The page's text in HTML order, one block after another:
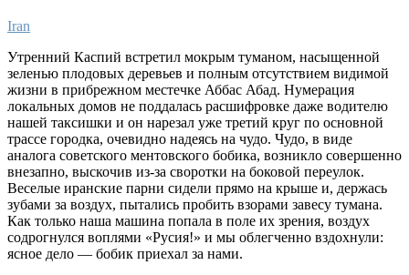
Iran
Утренний Каспий встретил мокрым туманом, насыщенной
зеленью плодовых деревьев и полным отсутствием видимой
жизни в прибрежном местечке Аббас Абад. Нумерация
локальных домов не поддалась расшифровке даже водителю
нашей таксишки и он нарезал уже третий круг по основной
трассе городка, очевидно надеясь на чудо. Чудо, в виде
аналога советского ментовского бобика, возникло совершенно
внезапно, выскочив из-за своротки на боковой переулок.
Веселые иранские парни сидели прямо на крыше и, держась
зубами за воздух, пытались пробить взорами завесу тумана.
Как только наша машина попала в поле их зрения, воздух
содрогнулся воплями «Русия!» и мы облегченно вздохнули:
ясное дело — бобик приехал за нами.